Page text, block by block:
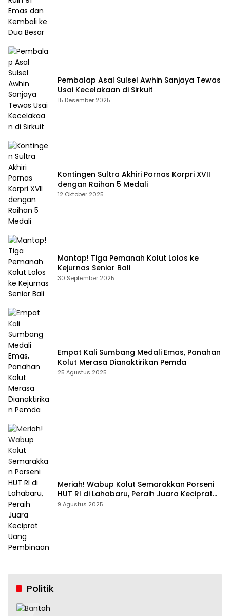
Pembalap Asal Sulsel Awhin Sanjaya Tewas
Usai Kecelakaan di Sirkuit
15 Desember 2025
Kontingen Sultra Akhiri Pornas Korpri XVII
dengan Raihan 5 Medali
12 Oktober 2025
Mantap! Tiga Pemanah Kolut Lolos ke
Kejurnas Senior Bali
30 September 2025
Empat Kali Sumbang Medali Emas, Panahan
Kolut Merasa Dianaktirikan Pemda
25 Agustus 2025
Meriah! Wabup Kolut Semarakkan Porseni
HUT RI di Lahabaru, Peraih Juara Keciprat
Uang Pembinaan
9 Agustus 2025
Politik